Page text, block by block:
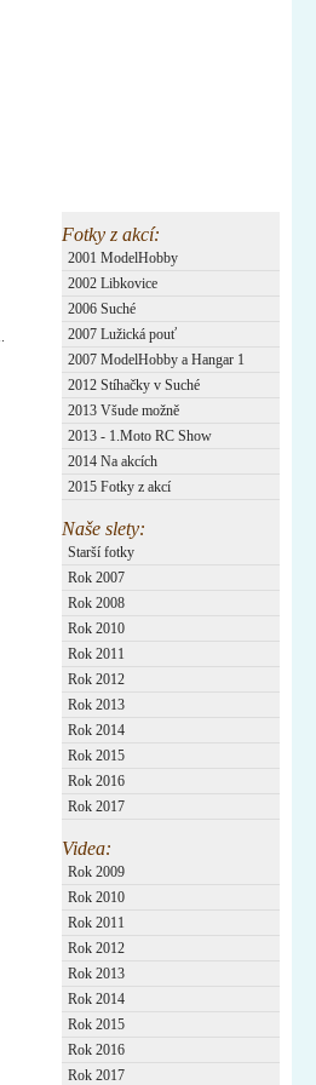
Fotky z akcí:
2001 ModelHobby
2002 Libkovice
2006 Suché
2007 Lužická pouť
2007 ModelHobby a Hangar 1
2012 Stíhačky v Suché
2013 Všude možně
2013 - 1.Moto RC Show
2014 Na akcích
2015 Fotky z akcí
Naše slety:
Starší fotky
Rok 2007
Rok 2008
Rok 2010
Rok 2011
Rok 2012
Rok 2013
Rok 2014
Rok 2015
Rok 2016
Rok 2017
Videa:
Rok 2009
Rok 2010
Rok 2011
Rok 2012
Rok 2013
Rok 2014
Rok 2015
Rok 2016
Rok 2017